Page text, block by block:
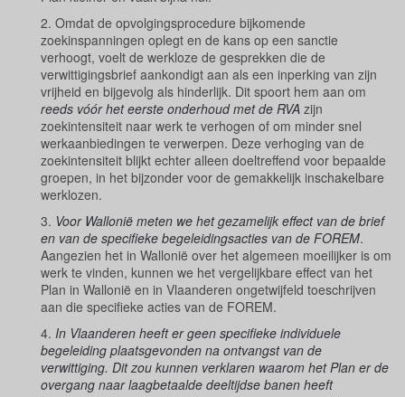
2. Omdat de opvolgingsprocedure bijkomende
zoekinspanningen oplegt en de kans op een sanctie
verhoogt, voelt de werkloze de gesprekken die de
verwittigingsbrief aankondigt aan als een inperking van zijn
vrijheid en bijgevolg als hinderlijk. Dit spoort hem aan om
reeds vóór het eerste onderhoud met de RVA zijn
zoekintensiteit naar werk te verhogen of om minder snel
werkaanbiedingen te verwerpen. Deze verhoging van de
zoekintensiteit blijkt echter alleen doeltreffend voor bepaalde
groepen, in het bijzonder voor de gemakkelijk inschakelbare
werklozen.
3. Voor Wallonië meten we het gezamelijk effect van de brief
en van de specifieke begeleidingsacties van de FOREM.
Aangezien het in Wallonië over het algemeen moeilijker is om
werk te vinden, kunnen we het vergelijkbare effect van het
Plan in Wallonië en in Vlaanderen ongetwijfeld toeschrijven
aan die specifieke acties van de FOREM.
4. In Vlaanderen heeft er geen specifieke individuele
begeleiding plaatsgevonden na ontvangst van de
verwittiging. Dit zou kunnen verklaren waarom het Plan er de
overgang naar laagbetaalde deeltijdse banen heeft